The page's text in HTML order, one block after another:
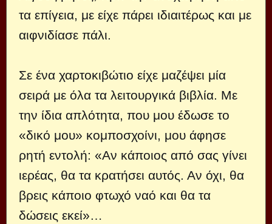
τα επίγεια, με είχε πάρει ιδιαιτέρως και με
αιφνιδίασε πάλι.
Σε ένα χαρτοκιβώτιο είχε μαζέψει μία
σειρά με όλα τα λειτουργικά βιβλία. Με
την ίδια απλότητα, που μου έδωσε το
«δικό μου» κομποσχοίνι, μου άφησε
ρητή εντολή: «Αν κάποιος από σας γίνει
ιερέας, θα τα κρατήσει αυτός. Αν όχι, θα
βρεις κάποιο φτωχό ναό και θα τα
δώσεις εκεί»…